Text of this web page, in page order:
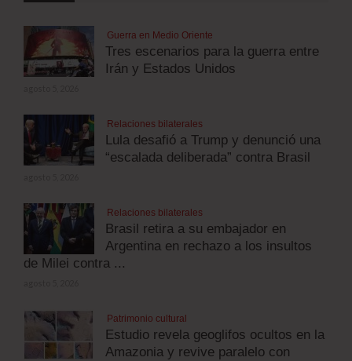
Guerra en Medio Oriente
Tres escenarios para la guerra entre
Irán y Estados Unidos
Relaciones bilaterales
Lula desafió a Trump y denunció una
“escalada deliberada” contra Brasil
Relaciones bilaterales
Brasil retira a su embajador en
Argentina en rechazo a los insultos
de Milei contra ...
Patrimonio cultural
Estudio revela geoglifos ocultos en la
Amazonia y revive paralelo con